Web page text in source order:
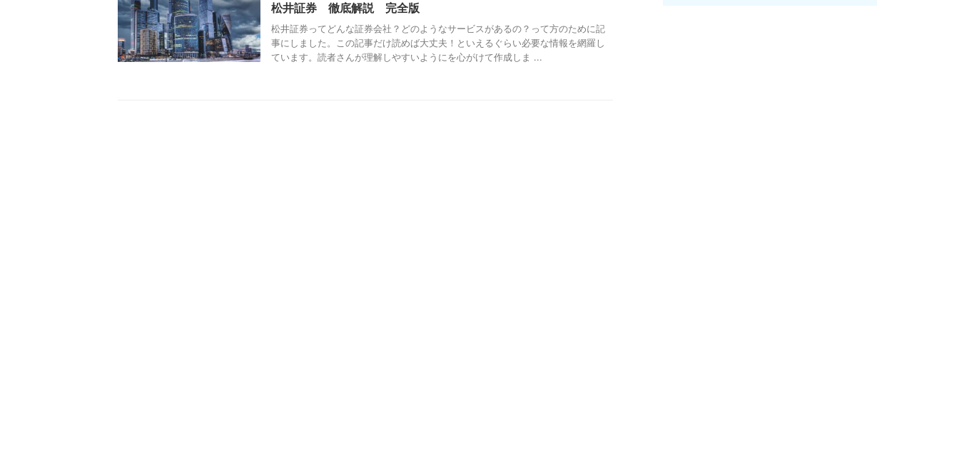
松井証券 徹底解説 完全版
松井証券ってどんな証券会社？どのようなサービスがあるの？って方のために記
事にしました。この記事だけ読めば大丈夫！といえるぐらい必要な情報を網羅し
ています。読者さんが理解しやすいようにを心がけて作成しま ...